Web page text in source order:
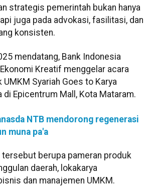
strategis pemerintah bukan hanya
juga pada advokasi, fasilitasi, dan
konsisten.
mendatang, Bank Indonesia
Kreatif menggelar acara
Syariah Goes to Karya
Epicentrum Mall, Kota Mataram.
NTB mendorong regenerasi
muna pa'a
tersebut berupa pameran produk
daerah, lokakarya
dan manajemen UMKM.